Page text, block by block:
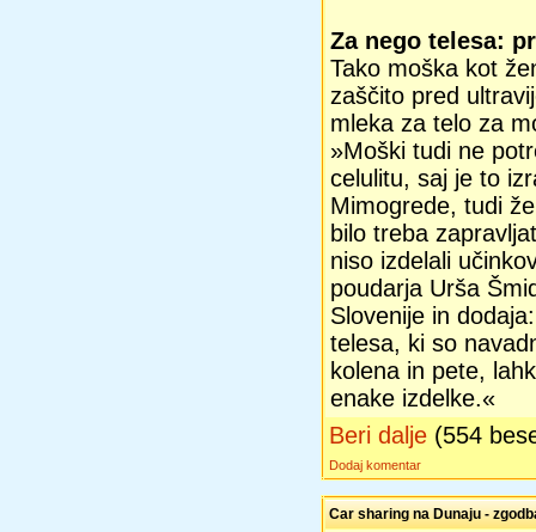
Za nego telesa:
Tako moška kot
zaščito pred
mleka za telo za
»Moški tudi ne
celulitu, saj je to
Mimogrede, tudi
bilo treba
niso izdelali
poudarja Urša
Slovenije in
telesa, ki so
kolena in pete,
enake izdelke.«
Beri dalje (554
Dodaj komentar
Car sharing na Dunaju -